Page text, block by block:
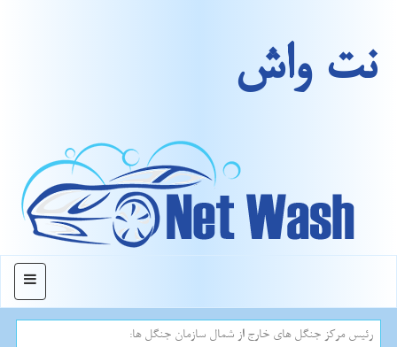
نت واش
منو
رئیس مركز جنگل های خارج از شمال سازمان جنگل ها: